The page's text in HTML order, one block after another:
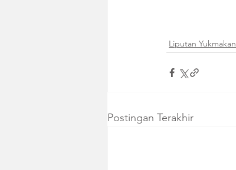
Liputan Yukmakan
Postingan Terakhir